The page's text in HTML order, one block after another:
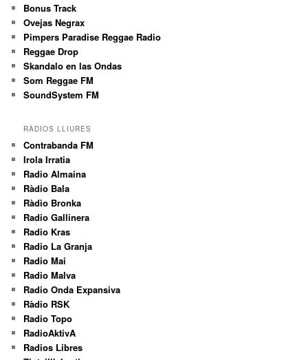
Bonus Track
Ovejas Negrax
Pimpers Paradise Reggae Radio
Reggae Drop
Skandalo en las Ondas
Som Reggae FM
SoundSystem FM
RÀDIOS LLIURES
Contrabanda FM
Irola Irratia
Radio Almaina
Ràdio Bala
Ràdio Bronka
Radio Gallinera
Radio Kras
Radio La Granja
Radio Mai
Radio Malva
Radio Onda Expansiva
Ràdio RSK
Radio Topo
RadioAktivA
Radios Libres